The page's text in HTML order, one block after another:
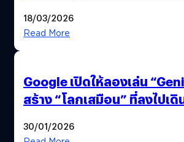
18/03/2026
Read More
Google เปิดให้ลองเล่น
สร้าง “โลกเสมือน” ที่ลงไปเดิ
30/01/2026